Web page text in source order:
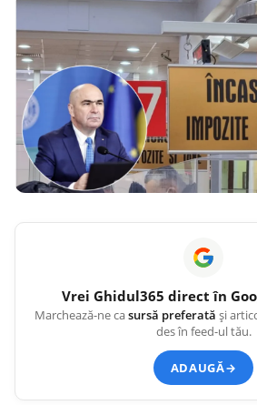
Vrei Ghidul365 direct în
Marchează-ne casursă preferată și
des în feed-ul tău.
ADAUGĂ→